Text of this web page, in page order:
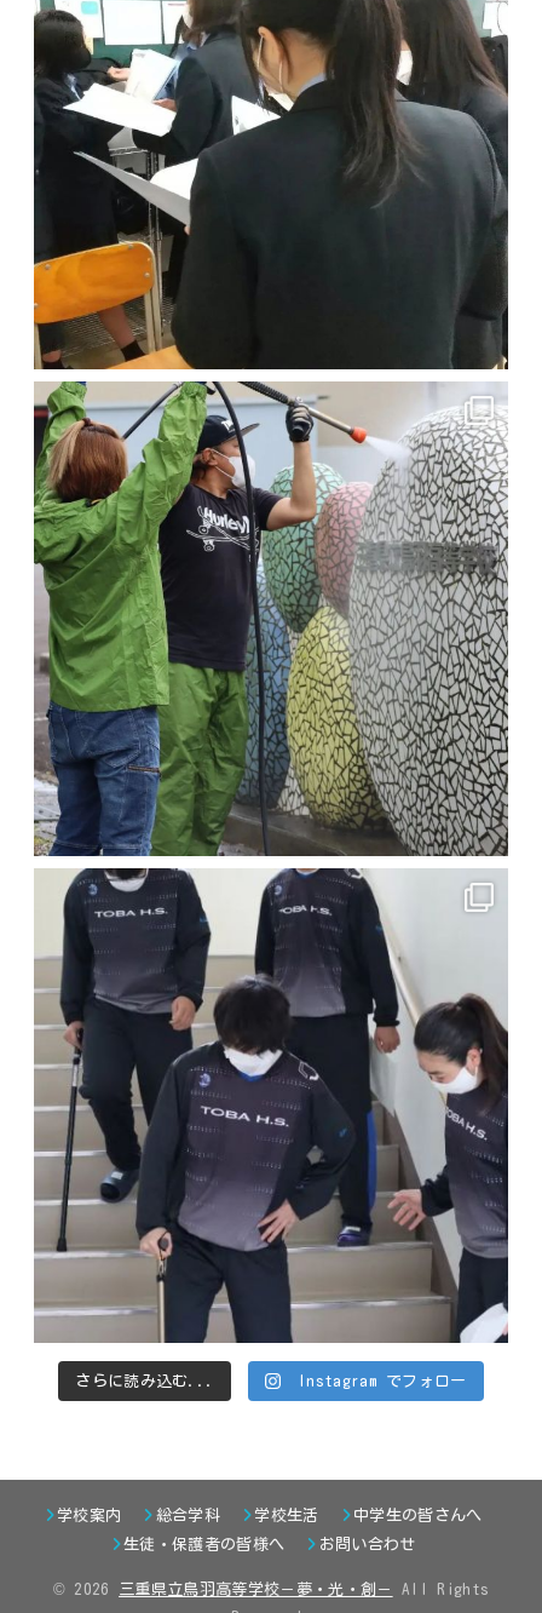
さらに読み込む... Instagram でフォロー
学校案内 総合学科 学校生活
中学生の皆さんへ
生徒・保護者の皆様へ
お問い合わせ
© 2026 三重県立鳥羽高等学校－夢・光・創－
All Rights